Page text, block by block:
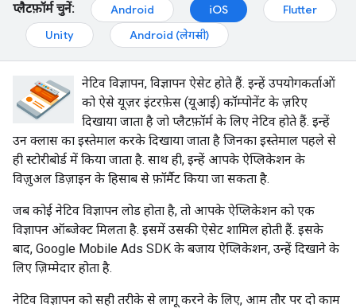
प्लैटफ़ॉर्म चुनें: Android iOS
Flutter
Unity
Android (लेगसी)
नेटिव विज्ञापन, विज्ञापन ऐसेट होते हैं. इन्हें उपयोगकर्ताओं
को ऐसे यूज़र इंटरफ़ेस (यूआई) कॉम्पोनेंट के ज़रिए
दिखाया जाता है जो प्लैटफ़ॉर्म के लिए नेटिव होते हैं. इन्हें
उन क्लास का इस्तेमाल करके दिखाया जाता है जिनका इस्तेमाल पहले से
ही स्टोरीबोर्ड में किया जाता है. साथ ही, इन्हें आपके ऐप्लिकेशन के
विज़ुअल डिज़ाइन के हिसाब से फ़ॉर्मैट किया जा सकता है.
जब कोई नेटिव विज्ञापन लोड होता है, तो आपके ऐप्लिकेशन को एक
विज्ञापन ऑब्जेक्ट मिलता है. इसमें उसकी ऐसेट शामिल होती हैं. इसके
बाद, Google Mobile Ads SDK के बजाय ऐप्लिकेशन, उन्हें दिखाने के
लिए ज़िम्मेदार होता है.
नेटिव विज्ञापन को सही तरीके से लागू करने के लिए, आम तौर पर दो काम